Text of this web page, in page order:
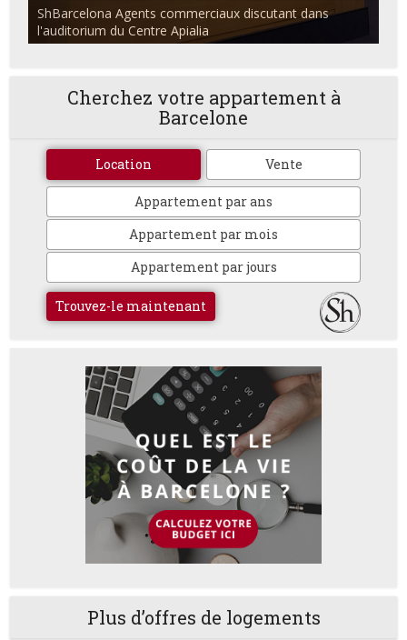
ShBarcelona Agents commerciaux discutant dans
l'auditorium du Centre Apialia
Cherchez votre appartement à
Barcelone
Location Vente
Appartement par ans
Appartement par mois
Appartement par jours
Trouvez-le maintenant
Plus d’offres de logements